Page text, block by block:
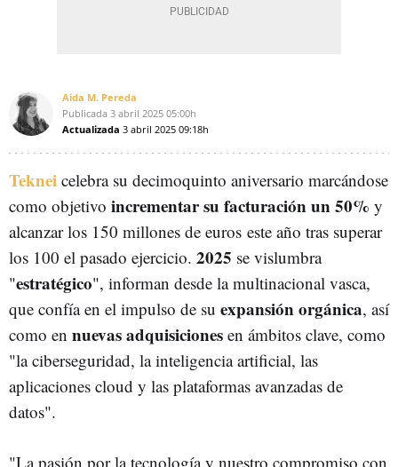
Aida M. Pereda
Publicada 3 abril 2025 05:00h
Actualizada 3 abril 2025 09:18h
Teknei celebra su decimoquinto aniversario marcándose
como objetivo incrementar su facturación un 50% y
alcanzar los 150 millones de euros este año tras superar
los 100 el pasado ejercicio. 2025 se vislumbra
"estratégico", informan desde la multinacional vasca,
que confía en el impulso de su expansión orgánica, así
como en nuevas adquisiciones en ámbitos clave, como
"la ciberseguridad, la inteligencia artificial, las
aplicaciones cloud y las plataformas avanzadas de
datos".
"La pasión por la tecnología y nuestro compromiso con